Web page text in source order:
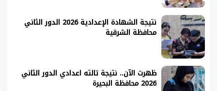
نتيجة الشهادة الإعدادية 2026 الدور الثاني
محافظة الشرقية
ظهرت الآن.. نتيجة تالته اعدادي الدور الثاني
2026 محافظة البحيرة